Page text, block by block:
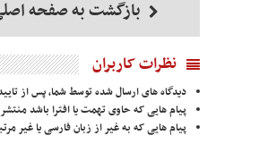
بازگشت به صفحه
نظرات کاربران
دیدگاه های ارسال شده توسط شما، پس از
پیام هایی که حاوی تهمت یا افترا باشد
پیام هایی که به غیر از زبان فارسی یا غیر